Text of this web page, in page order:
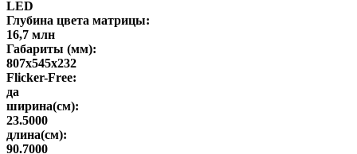
LED
Глубина цвета матрицы:
16,7 млн
Габариты (мм):
807х545х232
Flicker-Free:
да
ширина(см):
23.5000
длина(см):
90.7000